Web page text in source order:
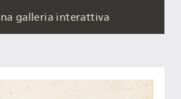
galleria interattiva